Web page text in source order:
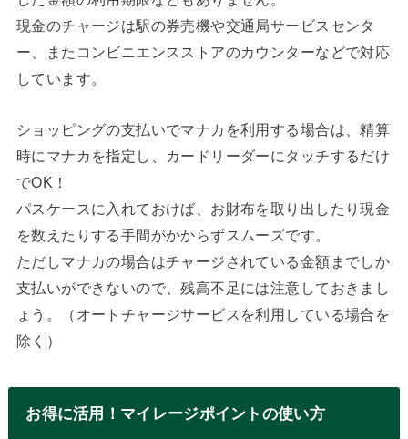
現金のチャージは駅の券売機や交通局サービスセンタ
ー、またコンビニエンスストアのカウンターなどで対応
しています。
ショッピングの支払いでマナカを利用する場合は、精算
時にマナカを指定し、カードリーダーにタッチするだけ
でOK！
パスケースに入れておけば、お財布を取り出したり現金
を数えたりする手間がかからずスムーズです。
ただしマナカの場合はチャージされている金額までしか
支払いができないので、残高不足には注意しておきまし
ょう。（オートチャージサービスを利用している場合を
除く）
お得に活用！マイレージポイントの使い方